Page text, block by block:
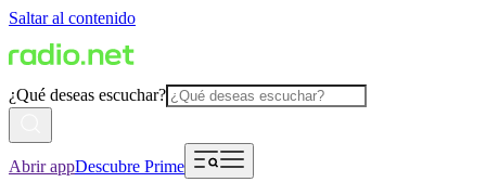
Saltar al contenido
¿Qué deseas escuchar?
Abrir appDescubre Prime